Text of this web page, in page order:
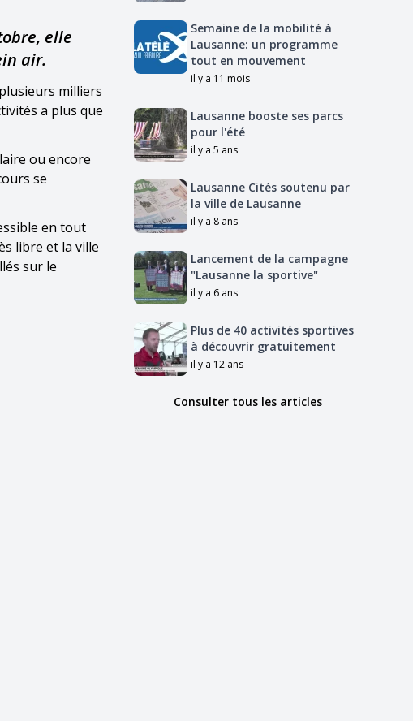
elle
air.
milliers
a plus que
ou encore
se
en tout
libre et la ville
sur le
Semaine de la mobilité à
Lausanne: un programme
tout en mouvement
il y a 11 mois
Lausanne booste ses parcs
pour l'été
il y a 5 ans
Lausanne Cités soutenu par
la ville de Lausanne
il y a 8 ans
Lancement de la campagne
"Lausanne la sportive"
il y a 6 ans
Plus de 40 activités sportives
à découvrir gratuitement
il y a 12 ans
Consulter tous les articles